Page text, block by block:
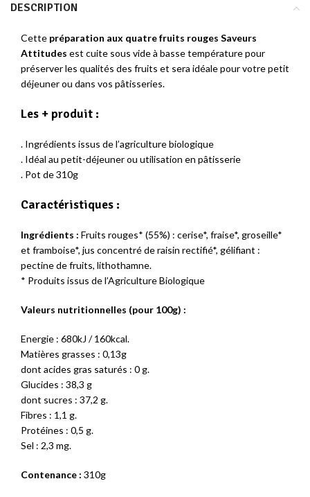
DESCRIPTION
Cette préparation aux quatre fruits rouges Saveurs
Attitudes est cuite sous vide à basse température pour
préserver les qualités des fruits et sera idéale pour votre petit
déjeuner ou dans vos pâtisseries.
Les + produit :
. Ingrédients issus de l’agriculture biologique
. Idéal au petit-déjeuner ou utilisation en pâtisserie
. Pot de 310g
Caractéristiques :
Ingrédients : Fruits rouges* (55%) : cerise*, fraise*, groseille*
et framboise*, jus concentré de raisin rectifié*, gélifiant :
pectine de fruits, lithothamne.
* Produits issus de l’Agriculture Biologique
Valeurs nutritionnelles (pour 100g) :
Energie : 680kJ / 160kcal.
Matières grasses : 0,13g
dont acides gras saturés : 0 g.
Glucides : 38,3 g
dont sucres : 37,2 g.
Fibres : 1,1 g.
Protéines : 0,5 g.
Sel : 2,3 mg.
Contenance : 310g